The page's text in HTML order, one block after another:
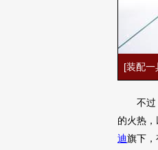
[装配一
不过，
的火热，
迪旗下，